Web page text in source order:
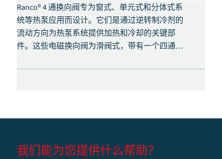
Ranco® 4 通换向阀专为窗式、单元式和分体式系
统等热泵应用而设计。它们是通过逆转制冷剂的
流动方向为热泵系统提供加热和冷却的关键部
件。这些电磁换向阀为滑阀式，带有一个四通先
我们能为您提供什么帮助？